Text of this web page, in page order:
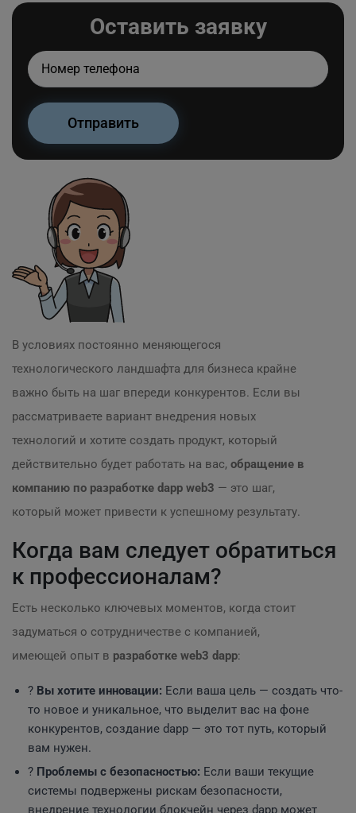
Оставить заявку
В условиях постоянно меняющегося
технологического ландшафта для бизнеса крайне
важно быть на шаг впереди конкурентов. Если вы
рассматриваете вариант внедрения новых
технологий и хотите создать продукт, который
действительно будет работать на вас, обращение в
компанию по разработке dapp web3 — это шаг,
который может привести к успешному результату.
Когда вам следует обратиться
к профессионалам?
Есть несколько ключевых моментов, когда стоит
задуматься о сотрудничестве с компанией,
имеющей опыт в разработке web3 dapp:
? Вы хотите инновации: Если ваша цель — создать что-
то новое и уникальное, что выделит вас на фоне
конкурентов, создание dapp — это тот путь, который
вам нужен.
? Проблемы с безопасностью: Если ваши текущие
системы подвержены рискам безопасности,
внедрение технологии блокчейн через dapp может